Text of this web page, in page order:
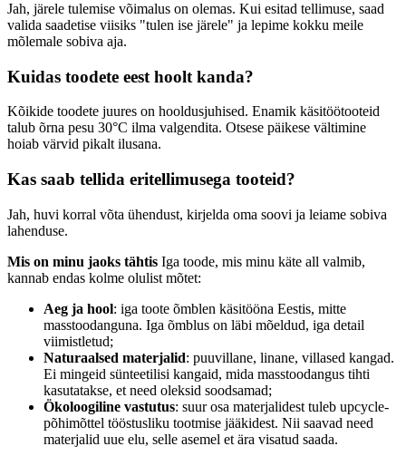
Jah, järele tulemise võimalus on olemas. Kui esitad tellimuse, saad
valida saadetise viisiks "tulen ise järele" ja lepime kokku meile
mõlemale sobiva aja.
Kuidas toodete eest hoolt kanda?
Kõikide toodete juures on hooldusjuhised. Enamik käsitöötooteid
talub õrna pesu 30°C ilma valgendita. Otsese päikese vältimine
hoiab värvid pikalt ilusana.
Kas saab tellida eritellimusega tooteid?
Jah, huvi korral võta ühendust, kirjelda oma soovi ja leiame sobiva
lahenduse.
Mis on minu jaoks tähtis Iga toode, mis minu käte all valmib,
kannab endas kolme olulist mõtet:
Aeg ja hool: iga toote õmblen käsitööna Eestis, mitte
masstoodanguna. Iga õmblus on läbi mõeldud, iga detail
viimistletud;
Naturaalsed materjalid: puuvillane, linane, villased kangad.
Ei mingeid sünteetilisi kangaid, mida masstoodangus tihti
kasutatakse, et need oleksid soodsamad;
Ökoloogiline vastutus: suur osa materjalidest tuleb upcycle-
põhimõttel tööstusliku tootmise jääkidest. Nii saavad need
materjalid uue elu, selle asemel et ära visatud saada.